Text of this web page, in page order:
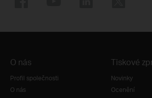
O nás
Profil společnosti
O nás
Tiskové
Novinky
Ocenění